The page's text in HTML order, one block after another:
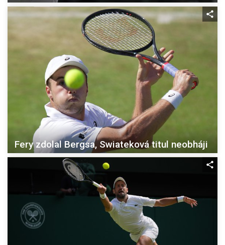
Fery zdolal Bergsa, Swiateková titul neobháji